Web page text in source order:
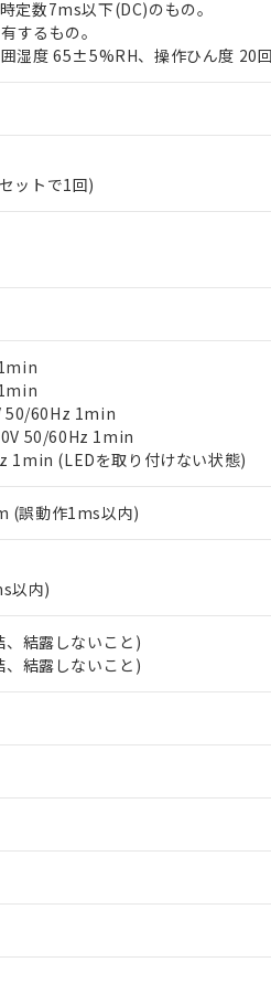
定数7ms以下(DC)のもの。
するもの。
湿度 65±5%RH、操作ひん度 20
ットで1回)
50/60Hz 1min
50/60Hz 1min
1min (LEDを取り付けない状態)
(誤動作1ms以内)
以内)
結露しないこと)
結露しないこと)
同意のうえご利用ください。
器事業取扱商品の当社在庫状況お
品の中には、本サービスの対象外と
会結果は、記載している更新日時
での実際の在庫および標準価格と
価格はお客様のお取引先、または
い。
当社販売拠点は「
ト作成サービス）をご利用いただ
で当社にご登録された部品リスト
に関するお客様との取引・商談に
"個人情報の共同利用に関して"
以下、 カドミウム(Cd) 100ppm以下、
臭化ビフェニル類(PBB) 1000ppm以下、ポ
別名：DOP) 1000ppm以下、フタル酸ブチ
イソブチル (DIBP) 1000ppm以下
御機器に対する適用除外項目は除く。
閾値を超える意図的な使用がないことを確認
ド
ードすることができます。
含有証明書
準）
を証明するもので、過去に遡っ
ステル類４物質の対応では、対応
日を記載しておりました。
替を完了していることから、特
国RoHSの基準値以下であること
国RoHSの基準値を超えているこ
部門へお問い合わせください。
リ臭化ビフェニル類) : 1000ppm、 PBDEs(
フタル酸ジイソブチル) : 1000ppm、
)) : 1000ppm
すべてが基準値以下であることを示
いて有害物質が外部に漏えいし、
部門へお問い合わせください。
のうち、外国為替および外国貿易
ます。
場合は、完全に破砕するなど、違
、ミサイル、化学兵器、生物兵器
せん。
に販売する場合は、上記1、2およ
販売に係わる関係者が違法に輸出
合意する
り
在庫あり
状況については、お客様のお取引
員にご確認ください)
庫状況の情報を公開していない機種